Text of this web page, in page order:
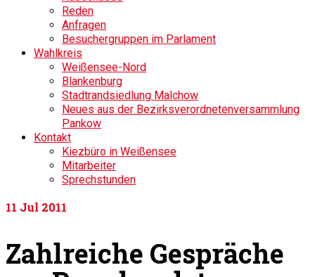
Reden
Anfragen
Besuchergruppen im Parlament
Wahlkreis
Weißensee-Nord
Blankenburg
Stadtrandsiedlung Malchow
Neues aus der Bezirksverordnetenversammlung
Pankow
Kontakt
Kiezbüro in Weißensee
Mitarbeiter
Sprechstunden
11 Jul 2011
Zahlreiche Gespräche